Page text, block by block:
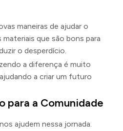
maneiras de ajudar o
que são bons para
o desperdício.
a diferença é muito
a criar um futuro
para a Comunidade
ajudem nessa jornada.